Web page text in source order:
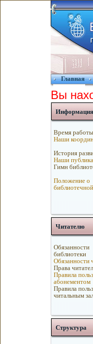
Главная
Вы
Информация
Время работы
Наши
История
Наши
Гимн
Положение о
Читателю
Обязанности
библиотеки
Обязанности
Права
Правила
абонементом
Правила
читальным
Структура